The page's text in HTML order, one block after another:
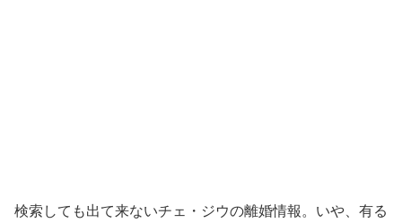
検索しても出て来ないチェ・ジウの離婚情報。いや、有る